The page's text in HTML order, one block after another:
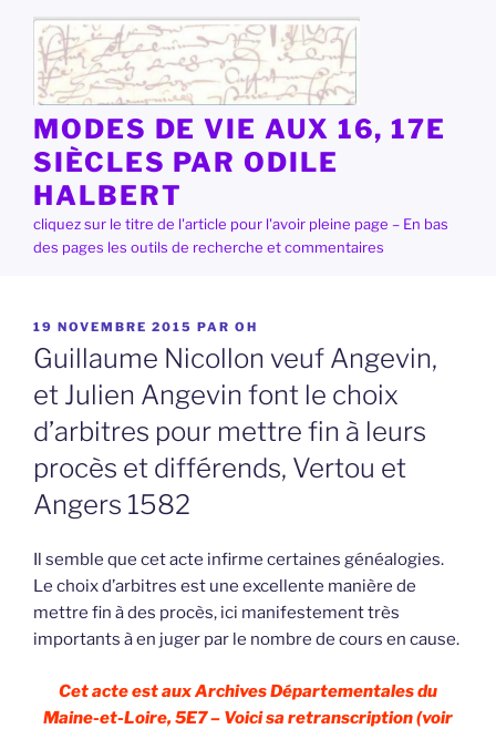
contenu
principal
MODES DE VIE AUX 16, 17E
SIÈCLES PAR ODILE
HALBERT
cliquez sur le titre de l'article pour l'avoir pleine page – En bas
des pages les outils de recherche et commentaires
PUBLIÉ
LE
19 NOVEMBRE 2015 PAR OH
Guillaume Nicollon veuf Angevin,
et Julien Angevin font le choix
d’arbitres pour mettre fin à leurs
procès et différends, Vertou et
Angers 1582
Il semble que cet acte infirme certaines généalogies.
Le choix d’arbitres est une excellente manière de
mettre fin à des procès, ici manifestement très
importants à en juger par le nombre de cours en cause.
Cet acte est aux Archives Départementales du
Maine-et-Loire, 5E7 – Voici sa retranscription (voir